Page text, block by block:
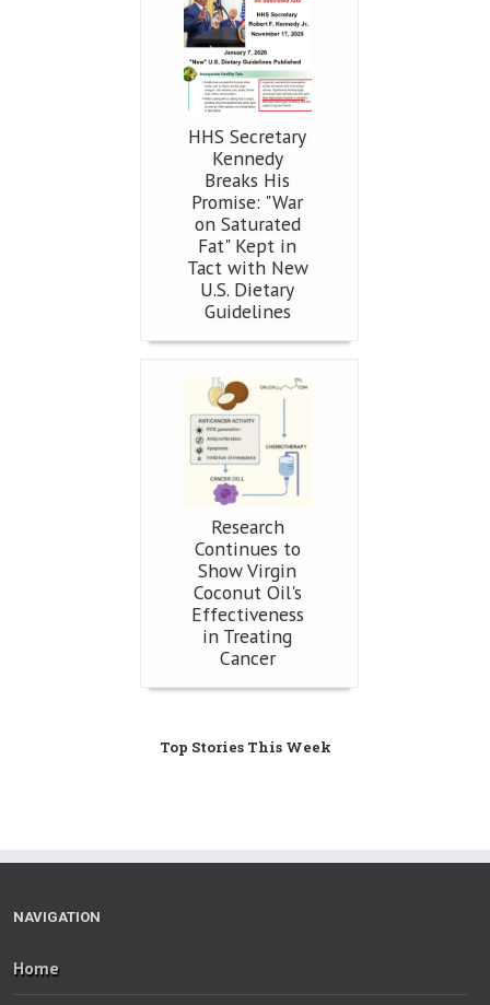
HHS Secretary
Kennedy
Breaks His
Promise: "War
on Saturated
Fat" Kept in
Tact with New
U.S. Dietary
Guidelines
Research
Continues to
Show Virgin
Coconut Oil's
Effectiveness
in Treating
Cancer
Top Stories This Week
NAVIGATION
Home